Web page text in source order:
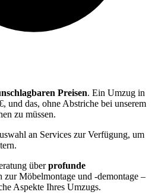
Preisen. Ein Umzug in
und das, ohne Abstriche bei unserem
zu müssen.
an Services zur Verfügung, um
überprofunde
zur Möbelmontage und -demontage –
Aspekte Ihres Umzugs.